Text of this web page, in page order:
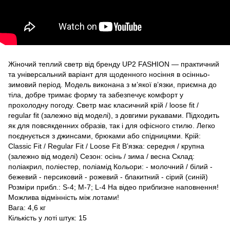
Жіночий теплий светр від бренду UP2 FASHION — практичний
та універсальний варіант для щоденного носіння в осінньо-
зимовий період. Модель виконана з м’якої в’язки, приємна до
тіла, добре тримає форму та забезпечує комфорт у
прохолодну погоду. Светр має класичний крій / loose fit /
regular fit (залежно від моделі), з довгими рукавами. Підходить
як для повсякденних образів, так і для офісного стилю. Легко
поєднується з джинсами, брюками або спідницями. Крій:
Classic Fit / Regular Fit / Loose Fit В’язка: середня / крупна
(залежно від моделі) Сезон: осінь / зима / весна Склад:
поліакрил, поліестер, поліамід Кольори: - молочний / білий -
бежевий - персиковий - рожевий - блакитний - сірий (синій)
Розміри прибл.: S-4; M-7; L-4 На відео приблизне наповнення!
Можлива відмінність між лотами!
Вага: 4,6 кг
Кількість у лоті штук: 15